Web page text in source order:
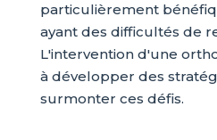
particulièrement
ayant des difficultés de
L'intervention d'une
à développer des
surmonter ces défis.